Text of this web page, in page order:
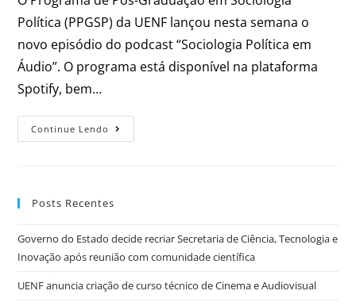
Política (PPGSP) da UENF lançou nesta semana o
novo episódio do podcast “Sociologia Política em
Áudio”. O programa está disponível na plataforma
Spotify, bem…
Continue Lendo
Posts Recentes
Governo do Estado decide recriar Secretaria de Ciência, Tecnologia e
Inovação após reunião com comunidade científica
UENF anuncia criação de curso técnico de Cinema e Audiovisual